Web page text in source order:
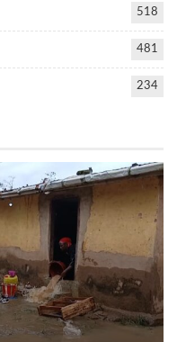
518
481
234